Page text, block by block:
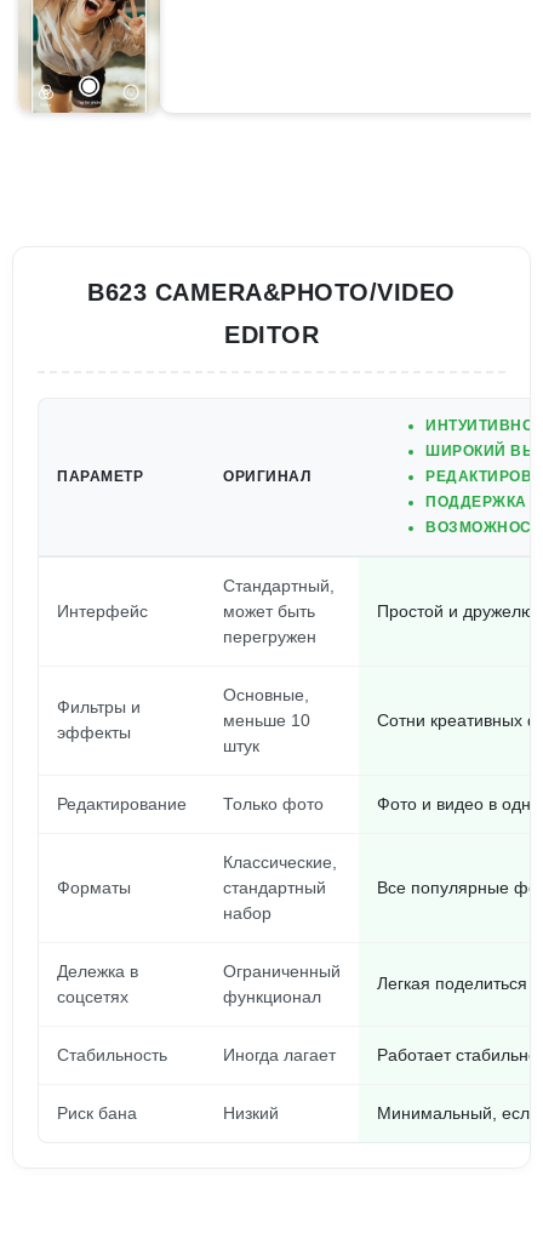
B623 CAMERA&PHOTO/VIDEO
EDITOR
ПАРАМЕТР ОРИГИНАЛ
ИНТУИТИВНО
ШИРОКИЙ
ПОДДЕРЖКА
Интерфейс
Стандартный,
может быть
перегружен
Простой и
Фильтры и
эффекты
Основные,
меньше 10
штук
Сотни креативных
Редактирование Только фото Фото и видео в
Форматы
Классические,
стандартный
набор
Все популярные
Дележка в
соцсетях
Ограниченный
функционал
Легкая поделиться
Стабильность Иногда лагает Работает
Риск бана Низкий Минимальный, если